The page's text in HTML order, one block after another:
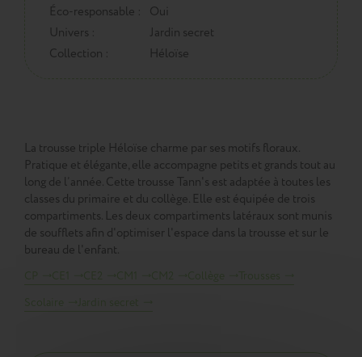
Éco-responsable :
Oui
Univers :
Jardin secret
Collection :
Héloïse
La trousse triple Héloïse charme par ses motifs floraux.
Pratique et élégante, elle accompagne petits et grands tout au
long de l’année. Cette trousse Tann's est adaptée à toutes les
classes du primaire et du collège. Elle est équipée de trois
compartiments. Les deux compartiments latéraux sont munis
de soufflets afin d'optimiser l'espace dans la trousse et sur le
bureau de l'enfant.